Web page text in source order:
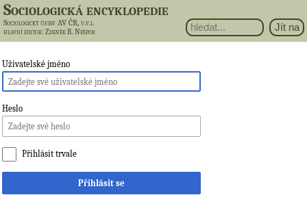
Sociologická encyklopedie
Sociologický ústav AV ČR, v.v.i.
hlavní editor: Zdeněk R. Nešpor
Uživatelské jméno
Heslo
Přihlásit trvale
Přihlásit se